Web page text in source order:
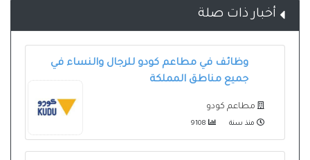
أخبار ذات صلة
وظائف في مطاعم كودو للرجال والنساء في
جميع مناطق المملكة
مطاعم كودو
منذ سنة